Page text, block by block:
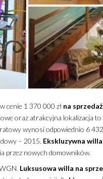
cenie 1 370 000 zł na sprzedaż
oraz atrakcyjna lokalizacja
wynosi odpowiednio 6 432
– 2015. Ekskluzywna willa
przez nowych domowników.
Luksusowa willa na